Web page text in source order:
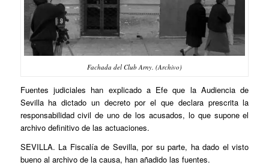
Fachada del Club Arny. (Archivo)
Fuentes judiciales han explicado a Efe que la Audiencia de
Sevilla ha dictado un decreto por el que declara prescrita la
responsabilidad civil de uno de los acusados, lo que supone el
archivo definitivo de las actuaciones.
SEVILLA. La Fiscalía de Sevilla, por su parte, ha dado el visto
bueno al archivo de la causa, han añadido las fuentes.